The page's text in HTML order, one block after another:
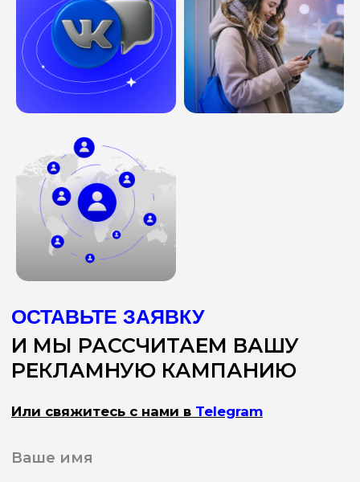
Номер телефона
Комментарий
Соглашаюсь сполитикой
ОТПРАВИТЬ